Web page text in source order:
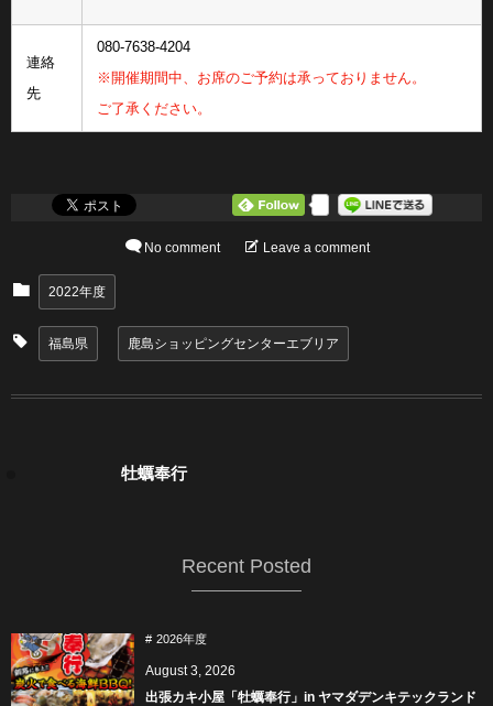
連絡
先
080-7638-4204
※開催期間中、お席のご予約は承っておりません。
ご了承ください。
No comment Leave a comment
2022年度
福島県 鹿島ショッピングセンターエブリア
牡蠣奉行
Recent Posted
2026年度
August 3, 2026
出張カキ小屋「牡蠣奉行」in ヤマダデンキテックランド